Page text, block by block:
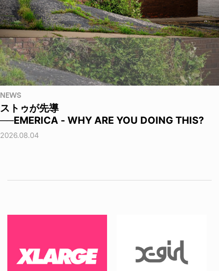
NEWS
ストゥが先導
──EMERICA - WHY ARE YOU DOING THIS?
2026.08.04